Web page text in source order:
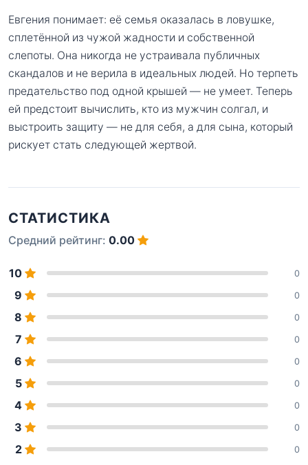
Евгения понимает: её семья оказалась в ловушке,
сплетённой из чужой жадности и собственной
слепоты. Она никогда не устраивала публичных
скандалов и не верила в идеальных людей. Но терпеть
предательство под одной крышей — не умеет. Теперь
ей предстоит вычислить, кто из мужчин солгал, и
выстроить защиту — не для себя, а для сына, который
рискует стать следующей жертвой.
СТАТИСТИКА
Средний рейтинг: 0.00
10 0
9 0
8 0
7 0
6 0
5 0
4 0
3 0
2 0